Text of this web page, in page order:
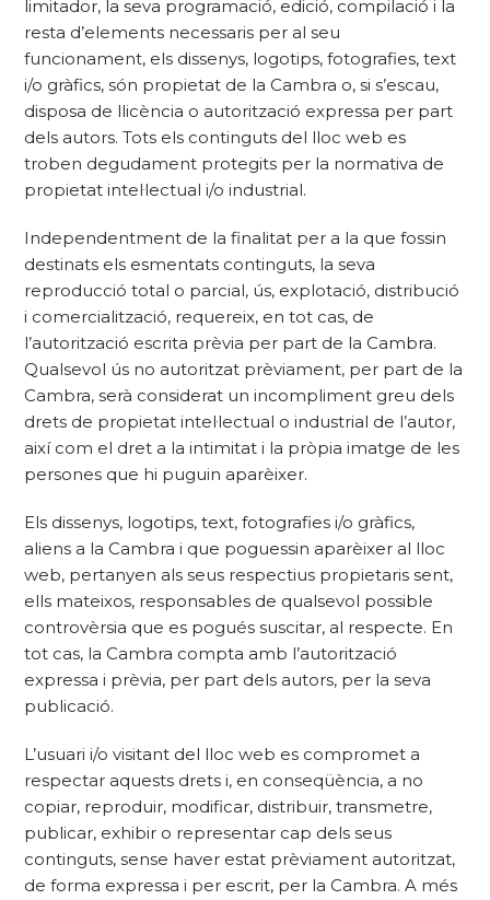
limitador, la seva programació, edició, compilació i la
resta d’elements necessaris per al seu
funcionament, els dissenys, logotips, fotografies, text
i/o gràfics, són propietat de la Cambra o, si s’escau,
disposa de llicència o autorització expressa per part
dels autors. Tots els continguts del lloc web es
troben degudament protegits per la normativa de
propietat intel·lectual i/o industrial.
Independentment de la finalitat per a la que fossin
destinats els esmentats continguts, la seva
reproducció total o parcial, ús, explotació, distribució
i comercialització, requereix, en tot cas, de
l’autorització escrita prèvia per part de la Cambra.
Qualsevol ús no autoritzat prèviament, per part de la
Cambra, serà considerat un incompliment greu dels
drets de propietat intel·lectual o industrial de l’autor,
així com el dret a la intimitat i la pròpia imatge de les
persones que hi puguin aparèixer.
Els dissenys, logotips, text, fotografies i/o gràfics,
aliens a la Cambra i que poguessin aparèixer al lloc
web, pertanyen als seus respectius propietaris sent,
ells mateixos, responsables de qualsevol possible
controvèrsia que es pogués suscitar, al respecte. En
tot cas, la Cambra compta amb l’autorització
expressa i prèvia, per part dels autors, per la seva
publicació.
L’usuari i/o visitant del lloc web es compromet a
respectar aquests drets i, en conseqüència, a no
copiar, reproduir, modificar, distribuir, transmetre,
publicar, exhibir o representar cap dels seus
continguts, sense haver estat prèviament autoritzat,
de forma expressa i per escrit, per la Cambra. A més